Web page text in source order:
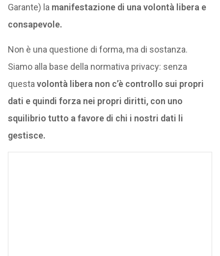
Garante) la manifestazione di una volontà libera e
consapevole.
Non è una questione di forma, ma di sostanza.
Siamo alla base della normativa privacy: senza
questa volontà libera non c’è controllo sui propri
dati e quindi forza nei propri diritti, con uno
squilibrio tutto a favore di chi i nostri dati li
gestisce.